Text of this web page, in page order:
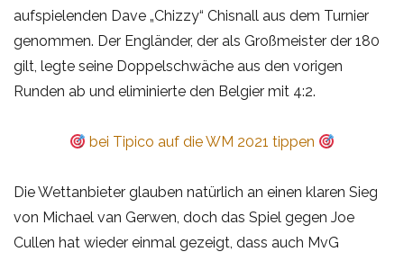
aufspielenden Dave „Chizzy“ Chisnall aus dem Turnier
genommen. Der Engländer, der als Großmeister der 180
gilt, legte seine Doppelschwäche aus den vorigen
Runden ab und eliminierte den Belgier mit 4:2.
bei Tipico auf die WM 2021 tippen
Die Wettanbieter glauben natürlich an einen klaren Sieg
von Michael van Gerwen, doch das Spiel gegen Joe
Cullen hat wieder einmal gezeigt, dass auch MvG